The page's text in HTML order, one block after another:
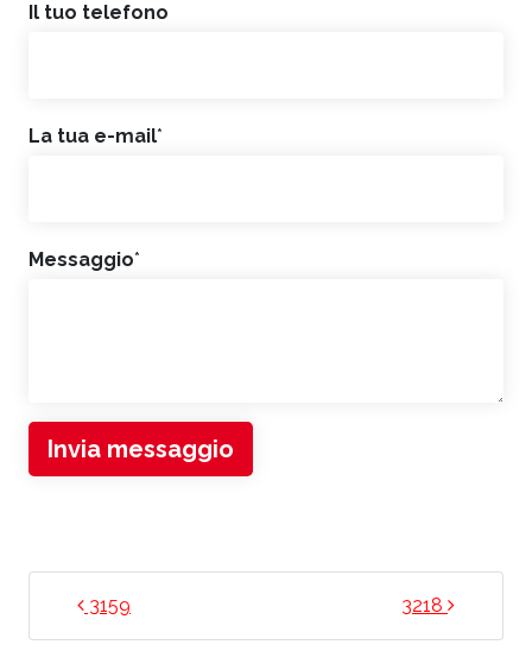
Il tuo telefono
La tua e-mail*
Messaggio*
Invia messaggio
NAVIGAZIONE ARTICOLI
3159 3218